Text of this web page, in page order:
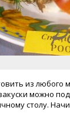
из любого
можно
столу.